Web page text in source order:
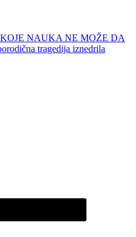
NAUKA NE MOŽE DA
tragedija iznedrila